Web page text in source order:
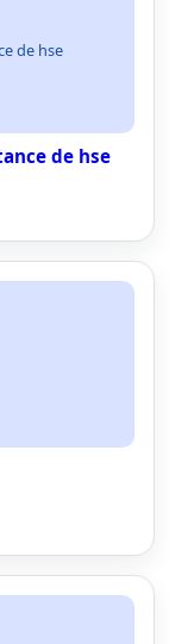
de hse
de hse